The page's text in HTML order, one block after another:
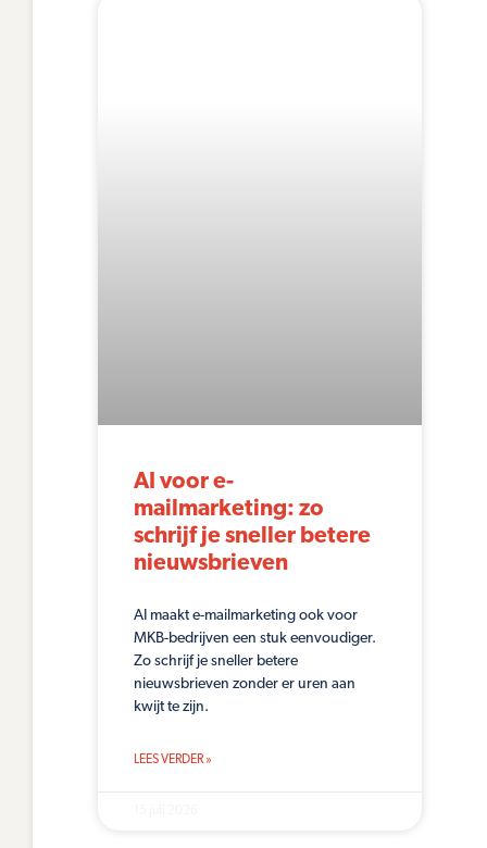
AI voor e-
mailmarketing: zo
schrijf je sneller betere
nieuwsbrieven
AI maakt e-mailmarketing ook voor
MKB-bedrijven een stuk eenvoudiger.
Zo schrijf je sneller betere
nieuwsbrieven zonder er uren aan
kwijt te zijn.
LEES VERDER »